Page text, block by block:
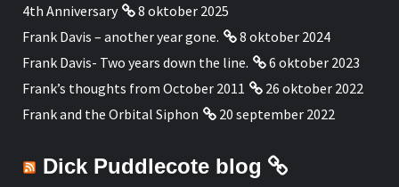
4th Anniversary
8 oktober 2025
Frank Davis – another year gone.
8 oktober 2024
Frank Davis- Two years down the line.
6 oktober 2023
Frank’s thoughts from October 2011
26 oktober 2022
Frank and the Orbital Siphon
20 september 2022
Dick Puddlecote blog